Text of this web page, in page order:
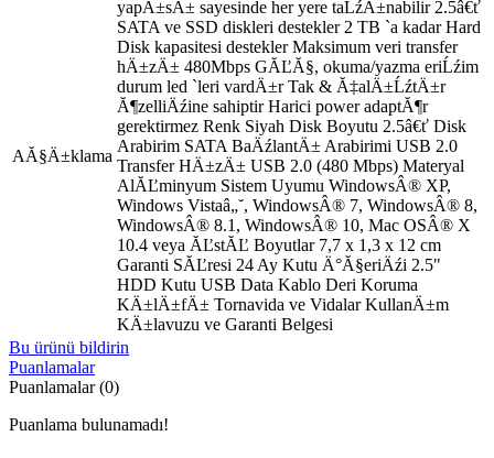
AĂ§Ä±klama
yapÄ±sÄ± sayesinde her yere taĹźÄ±nabilir 2.5â€ť
SATA ve SSD diskleri destekler 2 TB `a kadar Hard
Disk kapasitesi destekler Maksimum veri transfer
hÄ±zÄ± 480Mbps GĂĽĂ§, okuma/yazma eriĹźim
durum led `leri vardÄ±r Tak & Ă‡alÄ±ĹźtÄ±r
Ă¶zelliÄźine sahiptir Harici power adaptĂ¶r
gerektirmez Renk Siyah Disk Boyutu 2.5â€ť Disk
Arabirim SATA BaÄźlantÄ± Arabirimi USB 2.0
Transfer HÄ±zÄ± USB 2.0 (480 Mbps) Materyal
AlĂĽminyum Sistem Uyumu WindowsÂ® XP,
Windows Vistaâ„˘, WindowsÂ® 7, WindowsÂ® 8,
WindowsÂ® 8.1, WindowsÂ® 10, Mac OSÂ® X
10.4 veya ĂĽstĂĽ Boyutlar 7,7 x 1,3 x 12 cm
Garanti SĂĽresi 24 Ay Kutu Ä°Ă§eriÄźi 2.5"
HDD Kutu USB Data Kablo Deri Koruma
KÄ±lÄ±fÄ± Tornavida ve Vidalar KullanÄ±m
KÄ±lavuzu ve Garanti Belgesi
Bu ürünü bildirin
Puanlamalar
Puanlamalar (0)
Puanlama bulunamadı!